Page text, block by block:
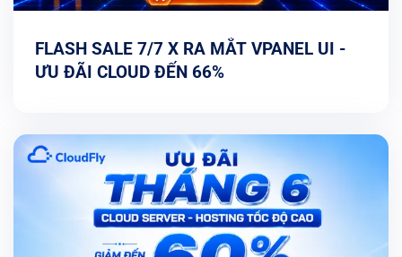
FLASH SALE 7/7 X RA MẮT VPANEL UI -
ƯU ĐÃI CLOUD ĐẾN 66%